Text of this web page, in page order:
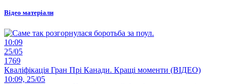
Відео матеріали
10:09
25/05
1769
Кваліфікація Гран Прі Канади. Кращі моменти (ВІДЕО)
10:09, 25/05